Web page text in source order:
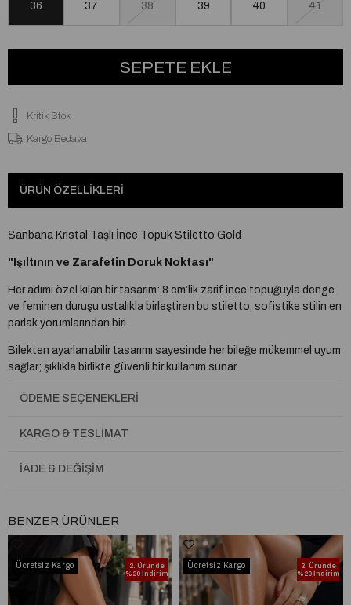
36 37 38 39 40 41
Kritik Stok
Kargo Bedava
ÜRÜN ÖZELLIKLERI
Sanbana Kristal Taşlı İnce Topuk Stiletto Gold
"Işıltının ve Zarafetin Doruk Noktası"
Her adımı özel kılan bir tasarım: 8 cm’lik zarif ince topuğuyla denge
ve feminen duruşu ustalıkla birleştiren bu stiletto, sofistike stilin en
parlak yorumlarından biri.
Bilekten ayarlanabilir tasarımı sayesinde her bileğe mükemmel uyum
sağlar; şıklıkla birlikte güvenli bir kullanım sunar.
Orijinal kristal taş süslemeleriyle ışıltısını asla kaybetmez: kararmaz,
zarif bir göz alıcılık katmak için seçilmiştir.
Her adımda destek sunar, özel bir yürüyüş deneyimi yaşatır.
Neden tercih edilmeli?
Çünkü premium bir stiletto, sadece bir ayakkabı değildir;
duruşunuzu, tarzınızı ve özgüveninizi yansıtan bir imzadır. Üst
ÖDEME SEÇENEKLERI
KARGO & TESLIMAT
İADE & DEĞIŞIM
BENZER ÜRÜNLER
2. Üründe
%20 İndirim
Ücretsiz Kargo
2. Üründe
%20 İndirim
Ücretsiz Kargo